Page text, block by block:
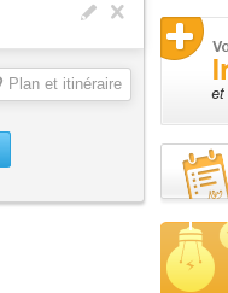
Plan et itinéraire